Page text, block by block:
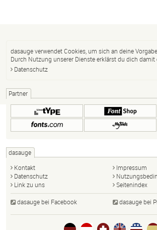
dasauge verwendet Cookies, um sich an deine
Durch Nutzung unserer Dienste erklärst du dich damit
Datenschutz
Partner
dasauge
Kontakt
Impressum
Datenschutz
Link zu uns
Seitenindex
dasauge bei Facebook dasauge bei